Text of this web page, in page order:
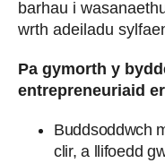
barhau i
wrth adeiladu
Pa gymorth y
entrepreneuriaid
Buddsoddwch
clir, a llifoedd